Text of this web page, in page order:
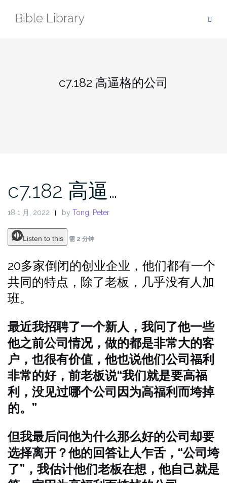
Bible Library
c7.182 高逼格的公司
c7.182 高逼…
18 1 月, 2022 by Tong, Peter
Listen to this 需 2 分钟
20多家倒闭的创业企业，他们都有一个
共同的特点，除了老板，几乎没有人加
班。
最近我招聘了一个新人，我问了他一些
他之前公司情况，做的都是非常大的客
户，也很有价值，他也说他们公司福利
非常的好，前老板说“我们就是要高福
利，没见过哪个公司因为高福利而垮掉
的。”
但我最后问他为什么那么好的公司却要
选择离开？他的回答让人乍舌，“公司垮
了”，我估计他们老板在想，他自己就是